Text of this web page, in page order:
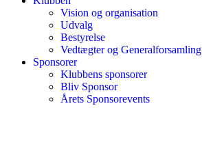
Vision og organisation
Udvalg
Bestyrelse
Vedtægter og Generalforsamling
Sponsorer
Klubbens sponsorer
Bliv Sponsor
Årets Sponsorevents